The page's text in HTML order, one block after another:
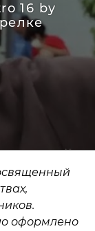
16 by
оформлено